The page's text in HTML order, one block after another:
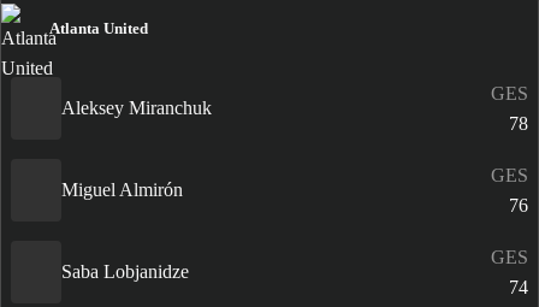
Atlanta United
Aleksey Miranchuk
GES
78
Miguel Almirón
GES
76
Saba Lobjanidze
GES
74